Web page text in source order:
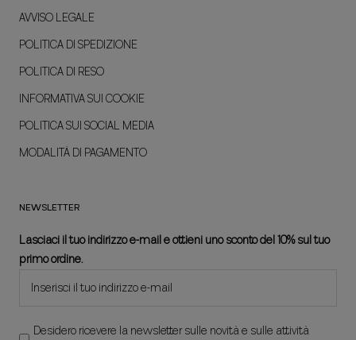
AVVISO LEGALE
POLITICA DI SPEDIZIONE
POLITICA DI RESO
INFORMATIVA SUI COOKIE
POLITICA SUI SOCIAL MEDIA
MODALITÀ DI PAGAMENTO
NEWSLETTER
Lasciaci il tuo indirizzo e-mail e ottieni uno sconto del 10% sul tuo
primo ordine.
Desidero ricevere la newsletter sulle novità e sulle attività